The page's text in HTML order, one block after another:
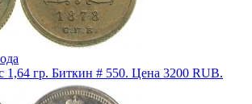
1,64 гр. Биткин # 550. Цена 3200 RUB.